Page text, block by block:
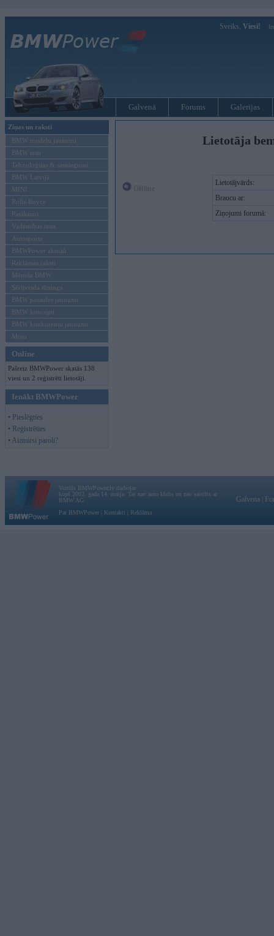
Sveiks, Viesi!
Galvenā Forums Galerijas
Ziņas un raksti
BMW modeļu jaunumi
BMW testi
Tehnoloģijas & sasniegumi
BMW Latvijā
MINI
Rolls-Royce
Pasākumi
Vadāmības tests
Autosports
BMWPower aktuāli
Reklāmas raksti
Mēneša BMW
Sērijveida tūnings
BMW pasaules jaunumi
BMW koncepti
BMW konkurentu jaunumi
Moto
Online
Pašreiz BMWPower skatās 138
viesi un 2 reģistrēti lietotāji.
Ienākt BMWPower
• Pieslēgties
• Reģistrēties
• Aizmirsi paroli?
Lietotāja
Lietotājvārds:
Braucu ar:
Ziņojumi forumā:
Vortāls BMWPower.lv darbojas
kopš 2002. gada 14. maija. Tas nav auto klubs un nav saistīts ar
BMW AG.
Par BMWPower
Kontakti Reklāma
Galvena